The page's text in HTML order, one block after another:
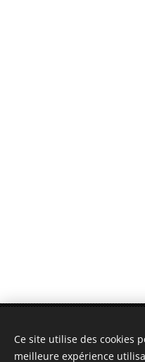
Ce site utilise des cookies
meilleure expérience